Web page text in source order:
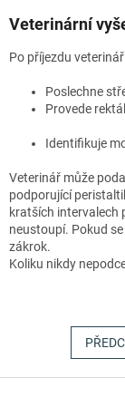
Veterinární
Po příjezdu
Poslechne
Provede
Identifikuje
Veterinář může
podporující
kratších intervalech
neustoupí. Pokud
zákrok.
Koliku nikdy